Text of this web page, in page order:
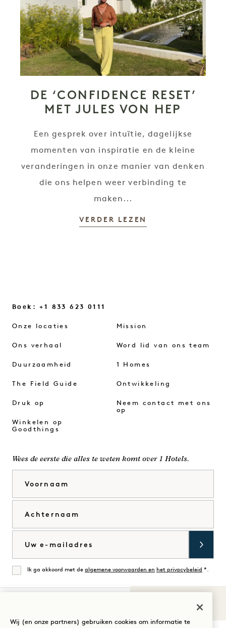
DE ‘CONFIDENCE RESET’
MET JULES VON HEP
Een gesprek over intuïtie, dagelijkse
momenten van inspiratie en de kleine
veranderingen in onze manier van denken
die ons helpen weer verbinding te
maken...
VERDER LEZEN
Boek: +1 833 623 0111
Onze locaties
Ons verhaal
Duurzaamheid
The Field Guide
Druk op
Winkelen op
Goodthings
Mission
Word lid van ons team
1 Homes
Ontwikkeling
Neem contact met ons
op
Wees de eerste die alles te weten komt over 1 Hotels.
Mee eens
Ik ga akkoord met de algemene voorwaarden en het privacybeleid *.
BezoekBezoekBezoekBezoekBezoekBezoek
Wij (en onze partners) gebruiken cookies om informatie te